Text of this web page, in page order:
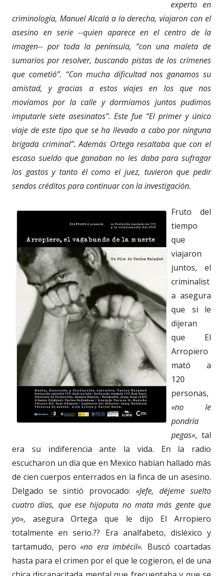
experto en
criminología, Manuel Alcalá a la derecha, viajaron con el
asesino en serie --quien aparece en el centro de la
imagen-- por toda la península, “con una maleta de
sumarios por resolver, buscando pistas de los crímenes
que cometió”. “Con mucha dificultad nos ganamos su
amistad, y gracias a estos viajes en los que nos
movíamos por la calle y dormíamos juntos pudimos
imputarle siete asesinatos”. Este fue “El primer y único
viaje de este tipo que se ha llevado a cabo por ninguna
brigada criminal”. Además Ortega resaltaba que con el
escaso sueldo que ganaban no les daba para sufragar
los gastos y tanto él como el juez, tuvieron que pedir
sendos créditos para continuar con la investigación.
Fruto del
tiempo
que
viajaron
juntos, el
criminalist
a asegura
que si le
dijeran
que El
Arropiero
mató a
120
personas,
«no le
pondría
pegas», tal
era su indiferencia ante la vida. En la radio
escucharon un día que en Mexico habían hallado más
de cien cuerpos enterrados en la finca de un asesino.
Delgado se sintió provocado: «Jefe, déjeme suelto
cuatro días, que ese hijoputa no mata más gente que
yo», asegura Ortega que le dijo El Arropiero
totalmente en serio.?? Era analfabeto, disléxico y
tartamudo, pero «no era imbécil». Buscó coartadas
hasta para el crimen por el que le cogieron, el de una